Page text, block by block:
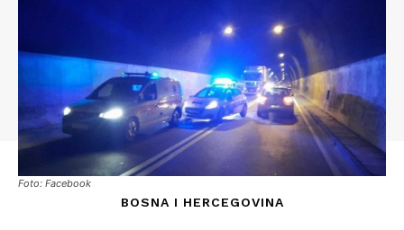
Foto: Facebook
BOSNA I HERCEGOVINA